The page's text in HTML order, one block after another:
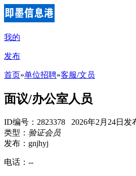
我的
发布
首页»单位招聘»客服/文员
面议/办公室人员
ID编号：2823378 2026年2月24日
类型： 验证会员
发布：gnjhyj
电话： --